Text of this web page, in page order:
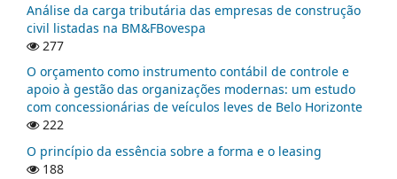
Análise da carga tributária das empresas de construção
civil listadas na BM&FBovespa
277
O orçamento como instrumento contábil de controle e
apoio à gestão das organizações modernas: um estudo
com concessionárias de veículos leves de Belo Horizonte
222
O princípio da essência sobre a forma e o leasing
188